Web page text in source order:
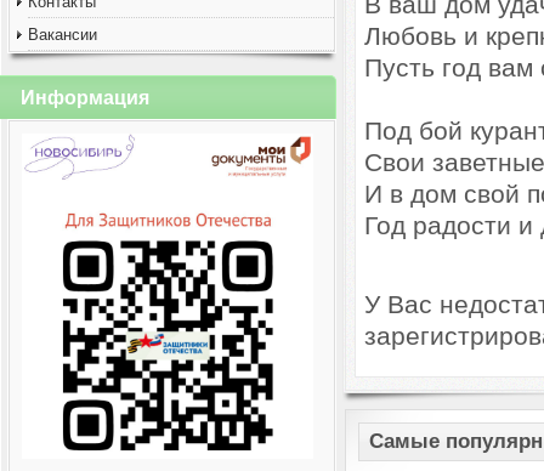
Вакансии
Информация
Любовь и
Пусть год вам
Под бой
Свои
И в дом свой
Год радости и
У Вас
Самые